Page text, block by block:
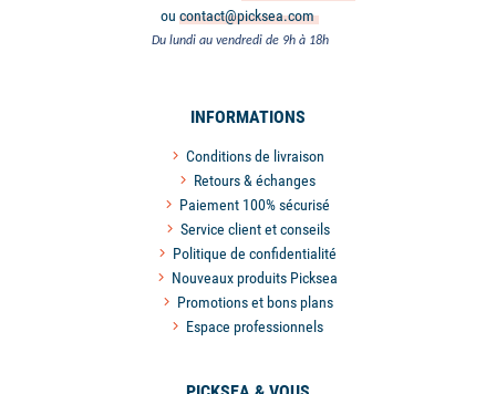
ou contact@picksea.com
Du lundi au vendredi de 9h à 18h
INFORMATIONS
Conditions de livraison
Retours & échanges
Paiement 100% sécurisé
Service client et conseils
Politique de confidentialité
Nouveaux produits Picksea
Promotions et bons plans
Espace professionnels